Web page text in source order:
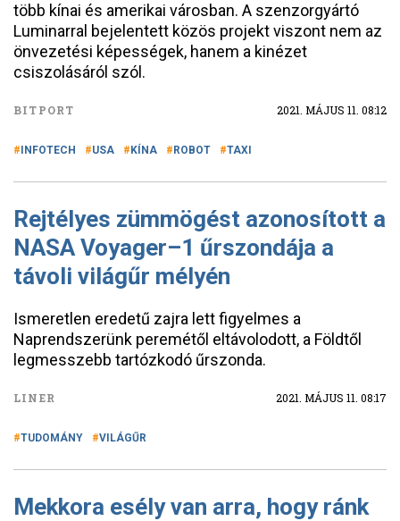
több kínai és amerikai városban. A szenzorgyártó
Luminarral bejelentett közös projekt viszont nem az
önvezetési képességek, hanem a kinézet
csiszolásáról szól.
BITPORT 2021. MÁJUS 11. 08:12
INFOTECH USA KÍNA ROBOT TAXI
Rejtélyes zümmögést azonosított a
NASA Voyager–1 űrszondája a
távoli világűr mélyén
Ismeretlen eredetű zajra lett figyelmes a
Naprendszerünk peremétől eltávolodott, a Földtől
legmesszebb tartózkodó űrszonda.
LINER 2021. MÁJUS 11. 08:17
TUDOMÁNY VILÁGŰR
Mekkora esély van arra, hogy ránk